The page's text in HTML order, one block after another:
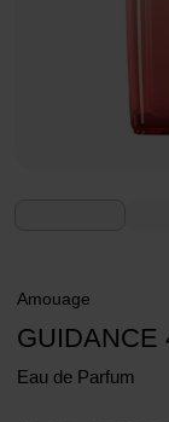
Amouage
GUIDANCE
Eau de Parfum